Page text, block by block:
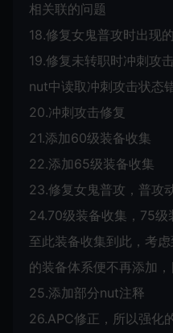
相关联的问题
18.修复女鬼普攻时出现
19.修复未转职时冲刺攻
nut中读取冲刺攻击状态
20.冲刺攻击修复
21.添加60级装备收集
22.添加65级装备收集
23.修复女鬼普攻，普攻
24.70级装备收集，75级
至此装备收集到此，考
的装备体系便不再添加
25.添加部分nut注释
26.APC修正，所以强化